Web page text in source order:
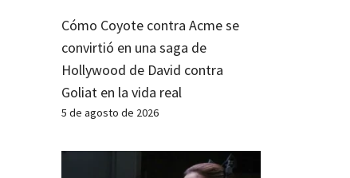
Cómo Coyote contra Acme se
convirtió en una saga de
Hollywood de David contra
Goliat en la vida real
5 de agosto de 2026